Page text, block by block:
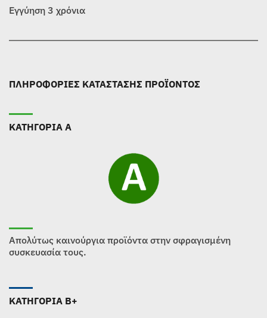
Εγγύηση 3 χρόνια
ΠΛΗΡΟΦΟΡΙΕΣ ΚΑΤΑΣΤΑΣΗΣ ΠΡΟΪΟΝΤΟΣ
ΚΑΤΗΓΟΡΙΑ Α
Απολύτως καινούργια προϊόντα στην σφραγισμένη
συσκευασία τους.
ΚΑΤΗΓΟΡΙΑ B+